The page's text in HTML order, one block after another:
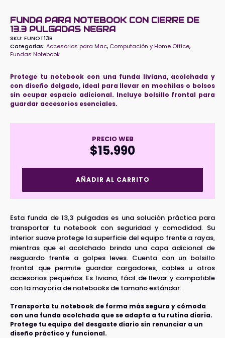
FUNDA PARA NOTEBOOK CON CIERRE DE
13.3 PULGADAS NEGRA
SKU: FUNOT13B
Categorías: Accesorios para Mac, Computación y Home Office,
Fundas Notebook
Protege tu notebook con una funda liviana, acolchada y
con diseño delgado, ideal para llevar en mochilas o bolsos
sin ocupar espacio adicional. Incluye bolsillo frontal para
guardar accesorios esenciales.
PRECIO WEB
$15.990
Notebook
De
13.3
Pulgadas
Negra
cantidad
AÑADIR AL CARRITO
Esta funda de 13,3 pulgadas es una solución práctica para
transportar tu notebook con seguridad y comodidad. Su
interior suave protege la superficie del equipo frente a rayas,
mientras que el acolchado brinda una capa adicional de
resguardo frente a golpes leves. Cuenta con un bolsillo
frontal que permite guardar cargadores, cables u otros
accesorios pequeños. Es liviana, fácil de llevar y compatible
con la mayoría de notebooks de tamaño estándar.
Transporta tu notebook de forma más segura y cómoda
con una funda acolchada que se adapta a tu rutina diaria.
Protege tu equipo del desgaste diario sin renunciar a un
diseño práctico y funcional.